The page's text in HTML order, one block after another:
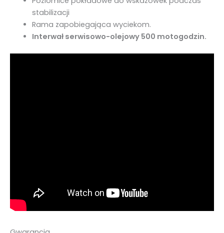
stabilizacji
Rama zapobiegająca wyciekom.
Interwał serwisowo-olejowy 500 motogodzin.